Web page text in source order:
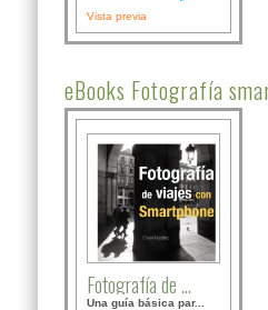
Vista previa
eBooks Fotografía
Fotografía de ...
Una guía básica par...